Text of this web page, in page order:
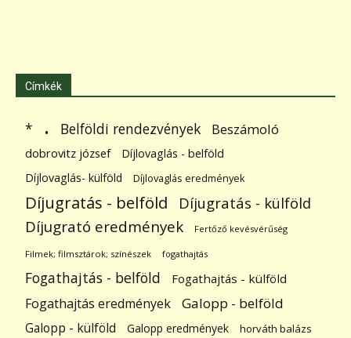
Címkék
* . Belföldi rendezvények Beszámoló
dobrovitz józsef
Díjlovaglás - belföld
Díjlovaglás- külföld
Díjlovaglás eredmények
Díjugratás - belföld Díjugratás - külföld
Díjugrató eredmények Fertőző kevésvérűség
Filmek; filmsztárok; színészek fogathajtás
Fogathajtás - belföld Fogathajtás - külföld
Fogathajtás eredmények Galopp - belföld
Galopp - külföld Galopp eredmények horváth balázs